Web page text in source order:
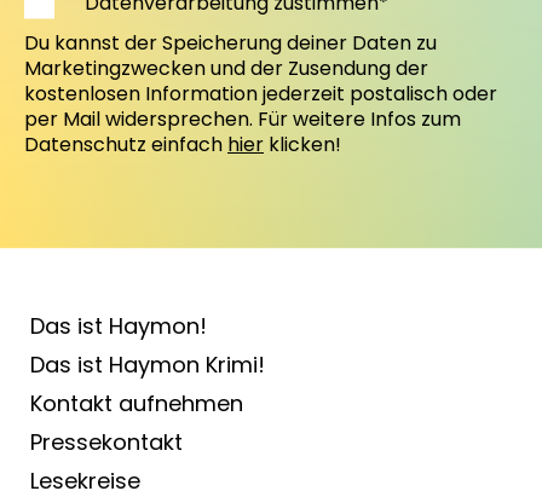
Du kannst der Speicherung deiner Daten zu
Marketingzwecken und der Zusendung der
kostenlosen Information jederzeit postalisch oder
per Mail widersprechen. Für weitere Infos zum
Datenschutz einfach hier klicken!
Das ist Haymon!
Das ist Haymon Krimi!
Kontakt aufnehmen
Pressekontakt
Lesekreise